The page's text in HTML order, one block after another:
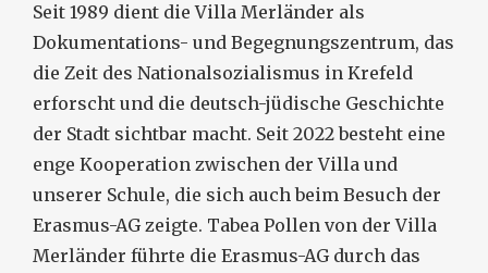
Seit 1989 dient die Villa Merländer als
Dokumentations- und Begegnungszentrum, das
die Zeit des Nationalsozialismus in Krefeld
erforscht und die deutsch-jüdische Geschichte
der Stadt sichtbar macht. Seit 2022 besteht eine
enge Kooperation zwischen der Villa und
unserer Schule, die sich auch beim Besuch der
Erasmus-AG zeigte. Tabea Pollen von der Villa
Merländer führte die Erasmus-AG durch das